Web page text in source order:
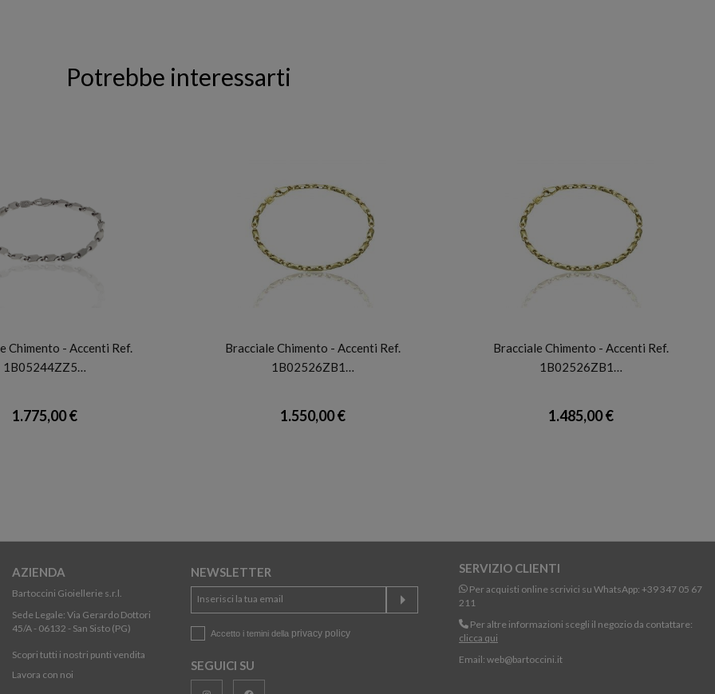
Potrebbe interessarti
Chimento - Accenti Ref.
1B05244ZZ5…
1.775,00 €
Bracciale Chimento - Accenti Ref.
1B02526ZB1…
1.550,00 €
Bracciale Chimento - Accenti Ref.
1B02526ZB1…
1.485,00 €
AZIENDA
Bartoccini Gioiellerie s.r.l.
Sede Legale: Via Gerardo Dottori
45/A - 06132 - San Sisto (PG)
Scopri tutti i nostri punti vendita
Lavora con noi
NEWSLETTER
Accetto i temini della privacy policy
SEGUICI SU
SERVIZIO CLIENTI
Per acquisti online scrivici su WhatsApp: +39 347 05 67
211
Per altre informazioni scegli il negozio da contattare:
clicca qui
Email: web@bartoccini.it